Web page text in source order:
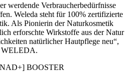
werdende Verbraucherbedürfnisse
Weleda steht für 100% zertifizierte
Als Pionierin der Naturkosmetik
erforschte Wirkstoffe aus der Natur
natürlicher Hautpflege neu“,
WELEDA.
BOOSTER